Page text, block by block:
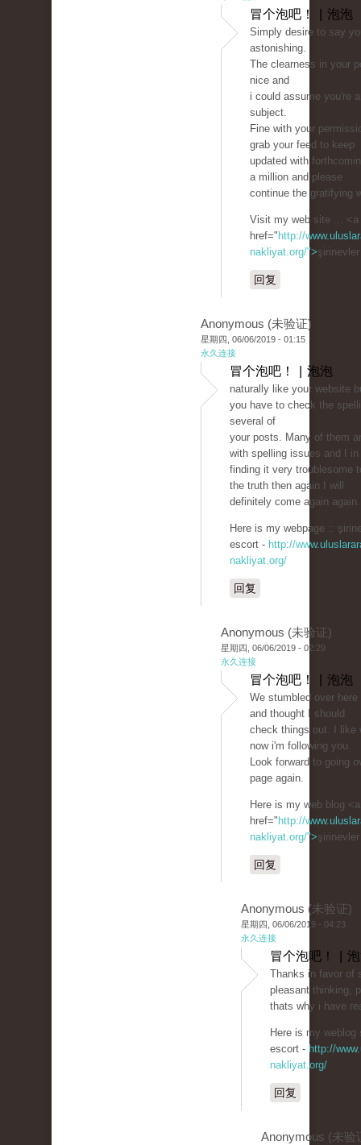
冒个泡吧！ | 泡泡
Simply desire to say
astonishing.
The clearness in your
nice and
i could assume you're
subject.
Fine with your
grab your feed to keep
updated with
a million and please
continue the gratifying
Visit my web site ... <a
href=" http://
nakliyat.org/">
回复
Anonymous (未验证)
星期四, 06/06/2019 - 01:15
永久连接
冒个泡吧！ | 泡泡
naturally like your website
you have to check the
several of
your posts. Many of them
with spelling issues and I in
finding it very troublesome
the truth then again I will
definitely come again again.
Here is my webpage ::
escort - http://
nakliyat.org/
回复
Anonymous (未验证)
星期四, 06/06/2019 - 02:29
永久连接
冒个泡吧！ | 泡泡
We stumbled over
and thought I should
check things out. I like
now i'm following you.
Look forward to going
page again.
Here is my web blog <a
href=" http://
nakliyat.org/">
回复
Anonymous (未验证)
星期四, 06/06/2019 - 04:23
永久连接
冒个泡吧！ |
Thanks in favor of
pleasant thinking,
thats why i have
Here is my weblog
escort - http://
nakliyat.org/
回复
Anonymous (未验